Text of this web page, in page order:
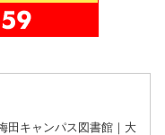
田キャンパス図書館｜大